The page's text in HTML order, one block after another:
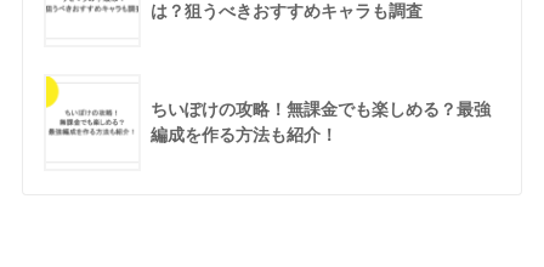
は？狙うべきおすすめキャラも調査
ちいぽけの攻略！無課金でも楽しめる？最強
編成を作る方法も紹介！